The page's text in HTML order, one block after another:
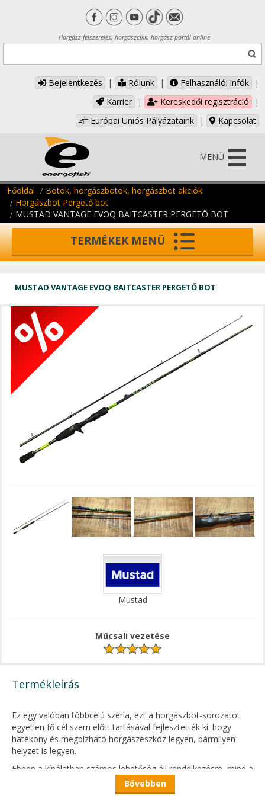
Horgász felszerelés, horgászcikk, horgász portál online
Bejelentkezés | Rólunk | Felhasználói infók
|
Karrier
| Kereskedői regisztráció
|
Európai Uniós Pályázataink
| Kapcsolat
MENÜ
Főoldal
Botok, horgászbotok, horgászbot akciók
Horgászbot Pergető bot
MUSTAD VANTAGE EVOQ BAITCASTER PERGETŐ BOT
TERMÉKEK MENÜ
MUSTAD VANTAGE EVOQ BAITCASTER PERGETŐ BOT
Mustad
Műcsali vezetése
Termékleírás
Ez egy valóban többcélú széria, ezt a horgászbot-sorozatot
egyetlen fő cél szem előtt tartásával fejlesztették ki: hogy
hatékony és megbízható horgászeszköz legyen, bármilyen
helyzet is legyen.
Ebben a kínálatban számos lehetőség áll rendelkezésre, mind a
casting, mind a spinning orsókat kedvelők számára, hogy
megfeleljenek a legtöbb modern műcsali horgásztechnikának
Bővebben